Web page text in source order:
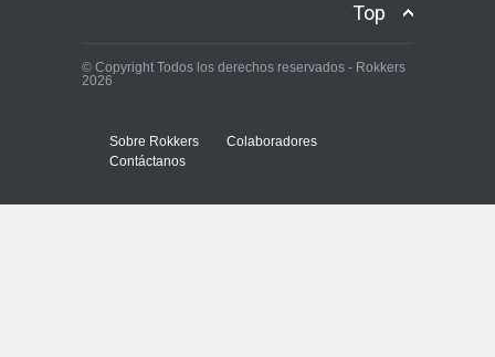
Top
© Copyright Todos los derechos reservados - Rokkers
2026
Sobre Rokkers
Colaboradores
Contáctanos